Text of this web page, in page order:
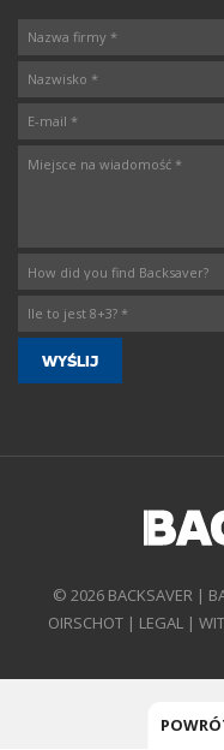
© 2026 BACKSAVER |
OIRSCHOT | LEGAL |